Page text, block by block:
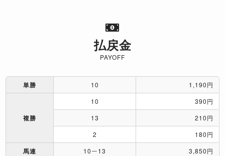
払戻金
PAYOFF
単勝 10 1,190円
複勝
10
390円
13
210円
2
180円
馬連 10ー13 3,850円